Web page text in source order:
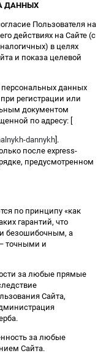
ДАННЫХ
Пользователя на
действиях на Сайте (с
в целях
и показа целевой
персональных данных
регистрации или
документом
по адресу: [
dannykh ].
после express-
предусмотренном
по принципу «как
гарантий, что
безошибочным, а
точными и
за любые прямые
Сайта,
за любые
Сайта.